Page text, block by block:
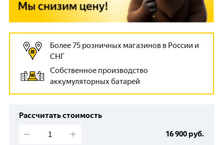
Более 75 розничных магазинов в России и
СНГ
Собственное производство
аккумуляторных батарей
Рассчитать стоимость
16 900руб.